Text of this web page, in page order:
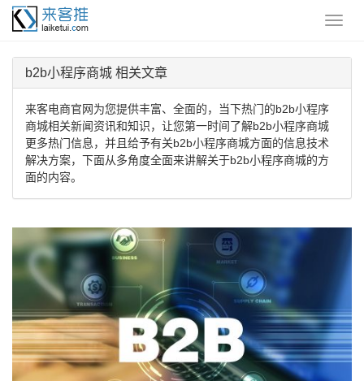
b2b小程序商城 相关文章
来客电商官网为您提供丰富、全面的，当下热门的b2b小程序
商城相关新闻资讯和知识，让您第一时间了解b2b小程序商城
更多热门信息，并且给予有关b2b小程序商城方面的信息技术
解决方案，下面从多角度全面来讲解关于b2b小程序商城的方
面的内容。